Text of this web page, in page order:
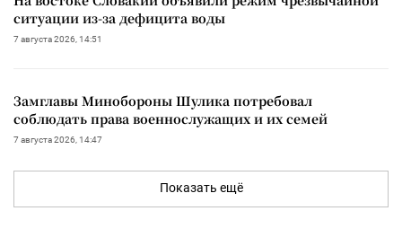
ситуации из-за дефицита воды
7 августа 2026, 14:51
Замглавы Минобороны Шулика потребовал
соблюдать права военнослужащих и их семей
7 августа 2026, 14:47
Показать ещё